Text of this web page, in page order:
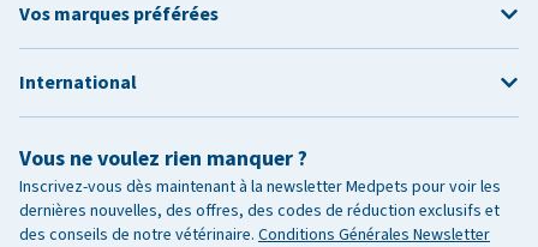
Vous ne voulez rien manquer ?
Inscrivez-vous dès maintenant à la newsletter Medpets pour voir les
dernières nouvelles, des offres, des codes de réduction exclusifs et
des conseils de notre vétérinaire. Conditions Générales Newsletter
Vos marques préférées
International